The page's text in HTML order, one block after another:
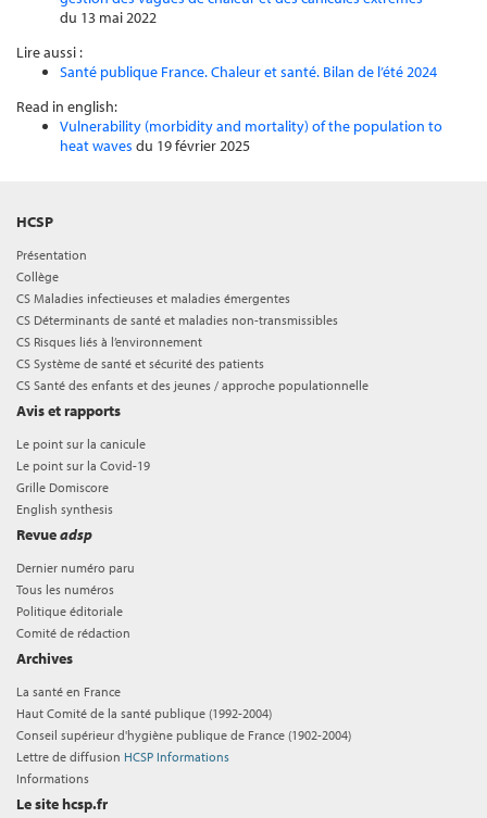
du 13 mai 2022
Lire aussi :
Santé publique France. Chaleur et santé. Bilan de l’été 2024
Read in english:
Vulnerability (morbidity and mortality) of the population to
heat waves du 19 février 2025
HCSP
Présentation
Collège
CS Maladies infectieuses et maladies émergentes
CS Déterminants de santé et maladies non-transmissibles
CS Risques liés à l’environnement
CS Système de santé et sécurité des patients
CS Santé des enfants et des jeunes / approche populationnelle
Avis et rapports
Le point sur la canicule
Le point sur la Covid-19
Grille Domiscore
English synthesis
Revueadsp
Dernier numéro paru
Tous les numéros
Politique éditoriale
Comité de rédaction
Archives
La santé en France
Haut Comité de la santé publique (1992-2004)
Conseil supérieur d'hygiène publique de France (1902-2004)
Lettre de diffusion HCSP Informations
Informations
Le site hcsp.fr